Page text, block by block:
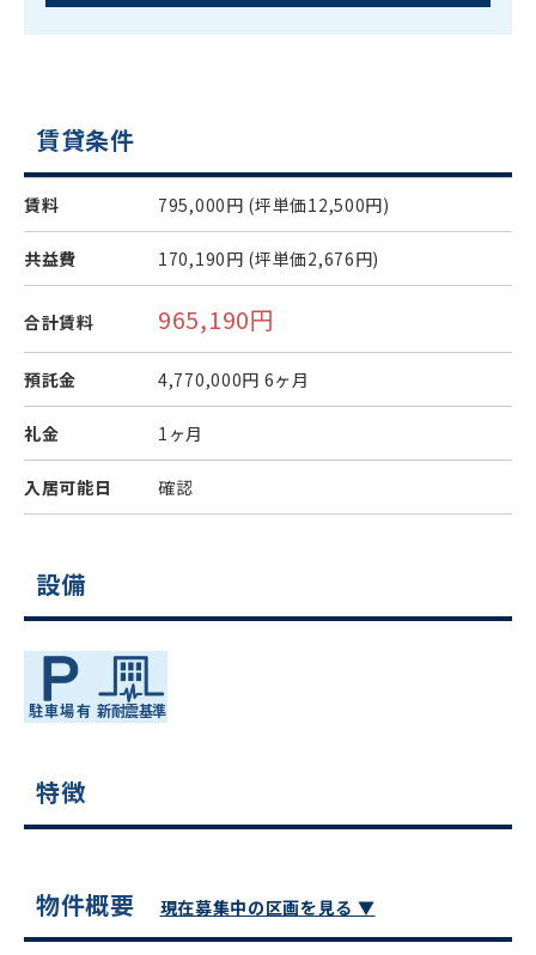
賃貸条件
賃料 795,000円 (坪単価12,500円)
共益費 170,190円 (坪単価2,676円)
合計賃料 965,190円
預託金 4,770,000円 6ヶ月
礼金 1ヶ月
入居可能日 確認
設備
特徴
物件概要 現在募集中の区画を見る ▼